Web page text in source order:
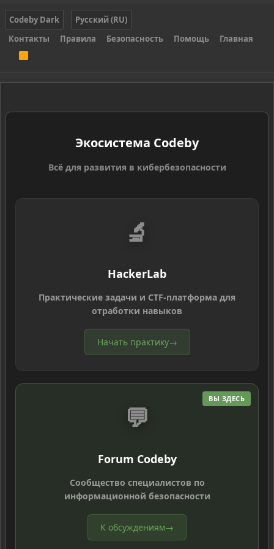
Codeby Dark
Русский (RU)
Контакты
Правила Безопасность Помощь Главная
S
Экосистема Codeby
Всё для развития в кибербезопасности
🔬
HackerLab
Практические задачи и CTF-платформа для
отработки навыков
Начать практику→
ВЫ ЗДЕСЬ
💬
Forum Codeby
Сообщество специалистов по
информационной безопасности
К обсуждениям→